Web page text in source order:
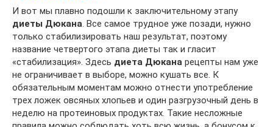
И вот мы плавно подошли к заключительному этапу
диеты Дюкана . Все самое трудное уже позади, нужно
только стабилизировать наш результат, поэтому
название четвертого этапа диеты так и гласит
«стабилизация». Здесь диета Дюкана рецепты нам уже
не ограничивает в выборе, можно кушать все. К
обязательным моментам можно отнести употребление
трех ложек овсяных хлопьев и один разгрузочный день в
неделю на протеиновых продуктах. Такие несложные